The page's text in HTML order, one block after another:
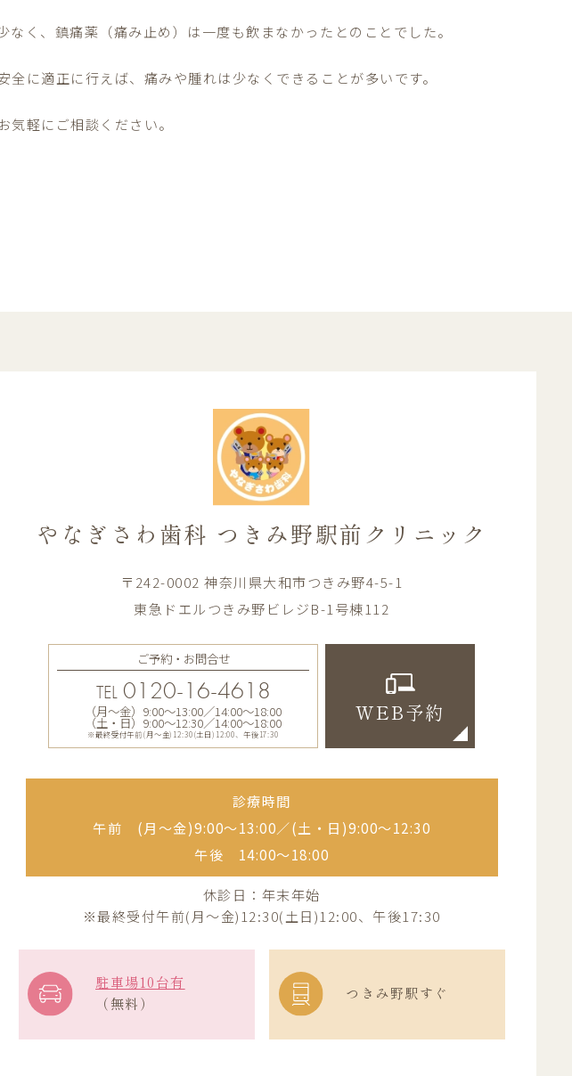
く、鎮痛薬（痛み止め）は一度も飲まなかったとのことでした。
に適正に行えば、痛みや腫れは少なくできることが多いです。
軽にご相談ください。
やなぎさわ歯科 つきみ野駅前クリニック
〒242-0002 神奈川県大和市つきみ野4-5-1
東急ドエルつきみ野ビレジB-1号棟112
ご予約・お問合せ
TEL0120-16-4618
（月〜金）9:00〜13:00／14:00〜18:00
（土・日）9:00〜12:30／14:00〜18:00
※最終受付午前(月～金)12:30(土日)12:00、午後17:30
WEB予約
診療時間
午前 (月〜金)9:00〜13:00／(土・日)9:00〜12:30
午後 14:00〜18:00
休診日：年末年始
※最終受付午前(月～金)12:30(土日)12:00、午後17:30
駐車場10台有
（無料）
つきみ野駅すぐ